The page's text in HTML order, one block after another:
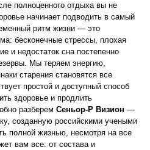
полноценного отдыха вы не
начинает подводить в самый
ритм жизни — это
бесконечные стрессы, плохая
и недостаток сна постепенно
Мы теряем энергию,
старения становятся все
простой и доступный способ
здоровье и продлить
разберемСеньор-Р Визион —
созданную российскими учеными
полной жизнью, несмотря на все
вам все: от состава и